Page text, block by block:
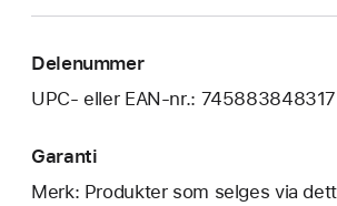
Delenummer
UPC- eller EAN-nr.: 745883848317
Garanti
Merk: Produkter som selges via